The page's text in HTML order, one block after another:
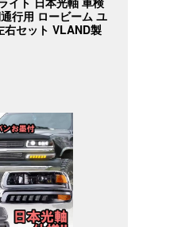
行用 ロービーム ユ
セット VLAND製